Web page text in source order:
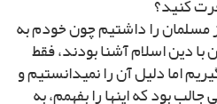
کنید؟
مسلمان را داشتیم چون خودم به
دین اسلام آشنا بودند، فقط
اما دلیل آن را نمى‏دانستیم و
بود که اینها را بفهمم، به